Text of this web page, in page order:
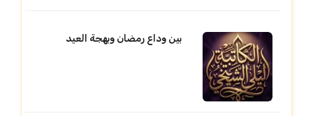
بين وداع رمضان وبهجة العيد